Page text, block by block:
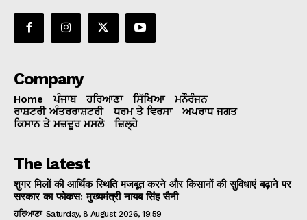
Company
Home ਪੰਜਾਬ ਹਰਿਆਣਾ ਸਿੱਖਿਆ
ਮਨੌਰੰਜਨ
ਰਾਸ਼ਟਰੀ ਅੰਤਰਰਾਸ਼ਟਰੀ
ਧਰਮ ਤੇ ਵਿਰਸਾ
ਅਪਰਾਧ ਜਗਤ
ਕਿਸਾਨ ਤੇ ਮਜ਼ਦੂਰ ਮਸਲੇ
ਜ਼ਿਲ੍ਹੇ
The latest
शुगर मिलों की आर्थिक स्थिति मजबूत करने और किसानों की सुविधाएं बढ़ाने पर
सरकार का फोकस: मुख्यमंत्री नायब सिंह सैनी
ਹਰਿਆਣਾ Saturday, 8 August 2026, 19:59